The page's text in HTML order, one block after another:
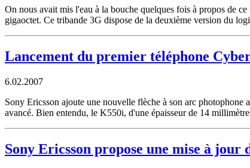
On nous avait mis l'eau à la bouche quelques fois à propos de
gigaoctet. Ce tribande 3G dispose de la deuxième version du
Lancement du premier téléphone
6.02.2007
Sony Ericsson ajoute une nouvelle flèche à son arc
avancé. Bien entendu, le K550i, d'une épaisseur de 14
Sony Ericsson propose une mise à